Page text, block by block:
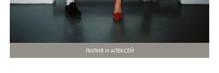
ЛИЛИЯ И АЛЕКСЕЙ